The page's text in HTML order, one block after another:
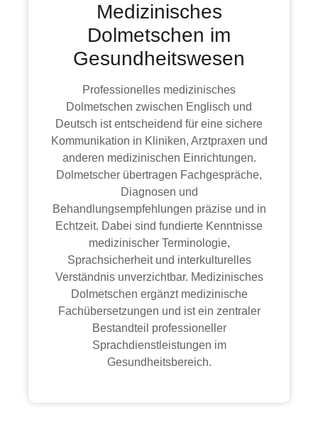
Medizinisches
Dolmetschen im
Gesundheitswesen
Professionelles medizinisches
Dolmetschen zwischen Englisch und
Deutsch ist entscheidend für eine sichere
Kommunikation in Kliniken, Arztpraxen und
anderen medizinischen Einrichtungen.
Dolmetscher übertragen Fachgespräche,
Diagnosen und
Behandlungsempfehlungen präzise und in
Echtzeit. Dabei sind fundierte Kenntnisse
medizinischer Terminologie,
Sprachsicherheit und interkulturelles
Verständnis unverzichtbar. Medizinisches
Dolmetschen ergänzt medizinische
Fachübersetzungen und ist ein zentraler
Bestandteil professioneller
Sprachdienstleistungen im
Gesundheitsbereich.